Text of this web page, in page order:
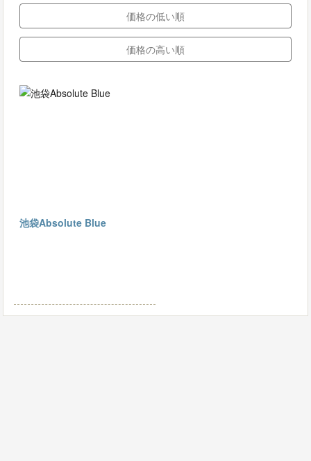
価格の低い順
価格の高い順
池袋Absolute Blue